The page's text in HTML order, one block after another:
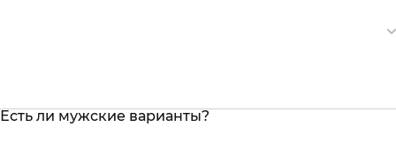
Есть ли мужские варианты?